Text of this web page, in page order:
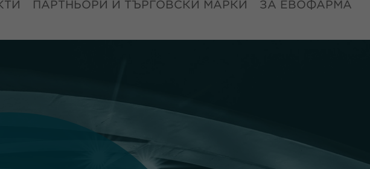
ПАРТНЬОРИ И ТЪРГОВСКИ МАРКИ ЗА ЕВОФАРМА